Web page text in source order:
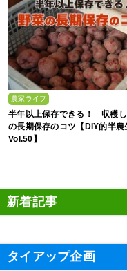
農家ライフ
半年以上保存できる！ 収穫
の長期保存のコツ【DIY的半農
Vol.50】
新着記事
タイアップ企画